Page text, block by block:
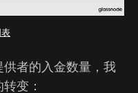
者的入金数量，我
变：